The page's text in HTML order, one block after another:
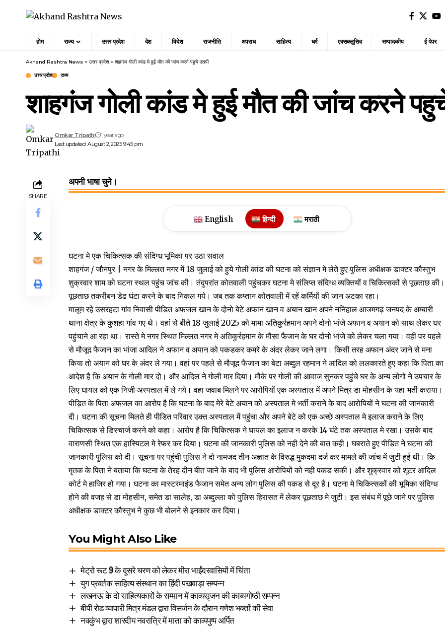
होम राज्य उत्तर प्रदेश देश विदेश राजनीति अपराध साहित्य धर्म एक्सक्लूसिव सम्पादकीय ई पेपर
Akhand Rashtra News > उत्तर प्रदेश> शाहगंज गोली कांड मे हुई मौत की जांच करने पहुचे एसपी
उत्तर प्रदेश राज्य
शाहगंज गोली कांड मे हुई मौत की जांच करने
Last updated: August 2, 2025 9:45 pm
Omkar Tripathi 1 year ago
SHARE
अपनी भाषा चुने।
English हिन्दी मराठी
घटना मे एक चिकित्सक की संदिग्ध भूमिका पर उठा सवाल
शाहगंज / जौनपुर | नगर के मिल्लत नगर में 18 जुलाई को हुये गोली कांड की घटना को संज्ञान मे लेते हुए पुलिस अधीक्षक डाक्टर कौस्तुभ
शुक्रवार शाम को घटना स्थल पहुंच जांच की। तंदुपरांत कोतवाली पहुंचकर घटना मे संलिप्त संदिग्ध व्यक्तियों व चिकित्सकों से पूछताछ की।
पूछताछ तकरीबन डेढ घंटा करने के बाद निकल गये। जब तक कप्तान कोतवाली में रहें कर्मियों की जान अटका रहा।
मालूम रहे उसरहटा गांव निवासी पीडित अफजल खान के दोनो बेटे अफान खान व अयान खान अपने ननिहाल आजमगढ़ जनपद के अम्बारी
थाना क्षेत्र के कुशहा गांव गए थे। वहां से बीते 18 जुलाई 2025 को मामा अतिकुर्रहमान अपने दोनो भांजे अफान व अयान को साथ लेकर घर
पहुंचाने आ रहा था। रास्ते मे नगर स्थित मिल्लत नगर मे अतिकुर्रहमान के मौसा फैजान के घर दोनो भांजे को लेकर चला गया। वहीं पर पहले
से मौजूद फैजान का भांजा आदिल ने अफान व अयान को पकडकर कमरे के अंदर लेकर जाने लगा। किसी तरह अफान अंदर जाने से मना
किया तो अयान को घर के अंदर ले गया। वहां पर पहले से मौजूद फैजान का बेटा अब्दुल रहमान ने आदिल को ललकारते हुए कहा कि पिता का
आदेश है कि अयान के गोली मार दो। और आदिल ने गोली मार दिया। मौके पर गोली की आवाज सुनकर पहुंचे घर के अन्य लोगो ने उपचार के
लिए घायल को एक निजी अस्पताल में ले गये। वहा जवाब मिलने पर आरोपियों एक अस्पताल में अपने मित्र डा मोहसीन के यहा भर्ती कराया।
पीड़ित के पिता अफजल का आरोप है कि घटना के बाद मेरे बेटे अयान को अस्पताल मे भर्ती कराने के बाद आरोपियों ने घटना की जानकारी
दी। घटना की सूचना मिलते ही पीडित परिवार उक्त अस्पताल में पहुंचा और अपने बेटे को एक अच्छे अस्पताल मे इलाज कराने के लिए
चिकित्सक से डिस्चार्ज करने को कहा। आरोप है कि चिकित्सक ने घायल का इलाज न करके 14 घंटे तक अस्पताल मे रखा। उसके बाद
वाराणसी स्थित एक हास्पिटल मे रेफर कर दिया। घटना की जानकारी पुलिस को नही देने की बात कही। घबराते हुए पीडित ने घटना की
जानकारी पुलिस को दी। सूचना पर पहुंची पुलिस ने दो नामजद तीन अज्ञात के विरुद्ध मुकदमा दर्ज कर मामले की जांच में जुटी हुई थी। कि
मृतक के पिता ने बताया कि घटना के तेरह दीन बीत जाने के बाद भी पुलिस आरोपियों को नही पकड सकी। और शुक्रवार को शूटर आदिल
कोर्ट मे हाजिर हो गया। घटना का मास्टरमाइंड फैजान समेत अन्य लोग पुलिस की पकड से दूर है। घटना मे चिकित्सकों की भूमिका संदिग्ध
होने की वजह से डा मोहसीन, समेत डा सालेह, डा अब्दुल्ला को पुलिस हिरासत में लेकर पूछताछ मे जुटी। इस संबंध में पूछे जाने पर पुलिस
अधीक्षक डाक्टर कौस्तुभ ने कुछ भी बोलने से इनकार कर दिया।
You Might Also Like
मेट्रो रूट 9 के दूसरे चरण को लेकर मीरा भाईंदरवासियों में चिंता
युग प्रवर्तक साहित्य संस्थान का हिंदी पखवाड़ा सम्पन्न
लखनऊ के दो साहित्यकारों के सम्मान में काव्यसृजन की काव्यगोष्ठी सम्पन्न
बीपी रोड व्यापारी मित्र मंडल द्वारा विसर्जन के दौरान गणेश भक्तों की सेवा
नवकुंभ द्वारा शारदीय नवरात्रि में माता को काव्यपुष्प अर्पित